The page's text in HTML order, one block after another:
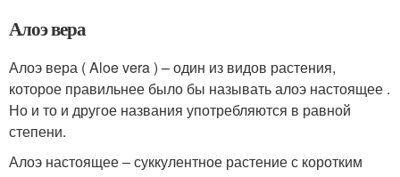
Алоэ вера
Алоэ вера ( Aloe vera ) – один из видов растения,
которое правильнее было бы называть алоэ настоящее .
Но и то и другое названия употребляются в равной
степени.
Алоэ настоящее – суккулентное растение с коротким